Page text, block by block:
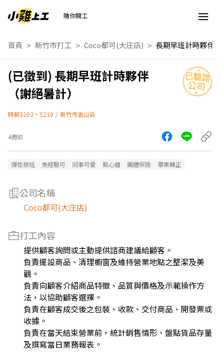
隨你開工
首頁 新竹市打工 Coco都可(大庄店)
長期早班計時夥伴
（謝絕暑計）
時薪$203 ~ $210 / 新竹市香山區
4週前
彈性排班 免經驗可 同事可愛 點心櫃 團體保險 畢業轉正
公司名稱
Coco都可(大庄店)
打工內容
提供顧客詢問或主動提供諮商建議給顧客。
負責擺設商品、清理櫥窗及維持營業地點之整潔及美
觀。
負責向顧客介紹商品特徵、品質與價格及示範操作方
法，以協助顧客選擇。
負責在顧客成交後之包裝、收款、交付商品、開發票或
收據。
負責在當天結束營業前，統計銷售情形、盤點貨品存量
及撰寫當日業務報表。